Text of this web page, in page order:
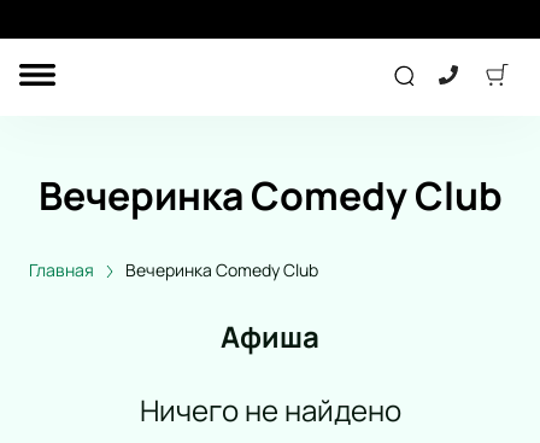
ДЕТЯМ
Вечеринка Comedy Club
Главная Вечеринка Comedy Club
Афиша
Ничего не найдено